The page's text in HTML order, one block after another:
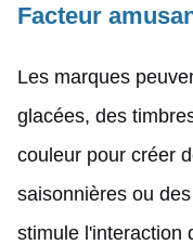
Facteur
Les marques
glacées, des
couleur pour créer
saisonnières ou
stimule l'interaction